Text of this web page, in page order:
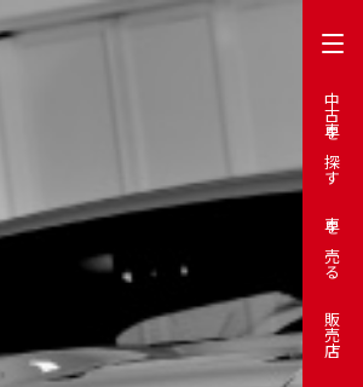
中古車を探す
車を売る
販売店